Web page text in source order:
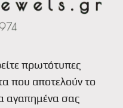
πρωτότυπες
που αποτελούν το
αγαπημένα σας